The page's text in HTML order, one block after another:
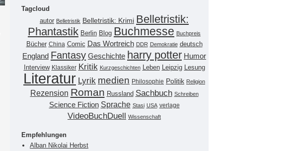
Tagcloud
autor Belletristik Belletristik: Krimi Belletristik:
Phantastik Berlin Blog Buchmesse Buchpreis
Bücher China Comic Das Wortreich DDR Demokratie deutsch
England Fantasy Geschichte harry potter Humor
Interview Klassiker Kritik Kurzgeschichten Leben Leipzig Lesung
Literatur Lyrik medien Philosophie Politik Religion
Rezension Roman Russland Sachbuch Schreiben
Science Fiction Sprache Stasi USA verlage
VideoBuchDuell Wissenschaft
Empfehlungen
Alban Nikolai Herbst